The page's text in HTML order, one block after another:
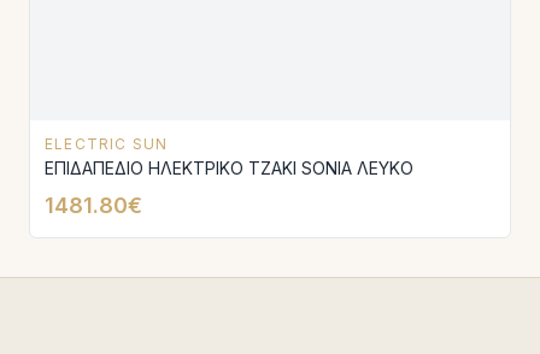
ELECTRIC SUN
ΕΠΙΔΑΠΕΔΙΟ ΗΛΕΚΤΡΙΚΟ ΤΖΑΚΙ SONIA ΛΕΥΚΟ
1481.80€